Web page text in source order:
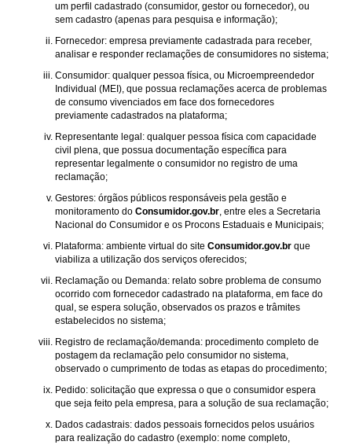
um perfil cadastrado (consumidor, gestor ou fornecedor), ou
sem cadastro (apenas para pesquisa e informação);
Fornecedor: empresa previamente cadastrada para receber,
analisar e responder reclamações de consumidores no sistema;
Consumidor: qualquer pessoa física, ou Microempreendedor
Individual (MEI), que possua reclamações acerca de problemas
de consumo vivenciados em face dos fornecedores
previamente cadastrados na plataforma;
Representante legal: qualquer pessoa física com capacidade
civil plena, que possua documentação específica para
representar legalmente o consumidor no registro de uma
reclamação;
Gestores: órgãos públicos responsáveis pela gestão e
monitoramento do Consumidor.gov.br, entre eles a Secretaria
Nacional do Consumidor e os Procons Estaduais e Municipais;
Plataforma: ambiente virtual do site Consumidor.gov.br que
viabiliza a utilização dos serviços oferecidos;
Reclamação ou Demanda: relato sobre problema de consumo
ocorrido com fornecedor cadastrado na plataforma, em face do
qual, se espera solução, observados os prazos e trâmites
estabelecidos no sistema;
Registro de reclamação/demanda: procedimento completo de
postagem da reclamação pelo consumidor no sistema,
observado o cumprimento de todas as etapas do procedimento;
Pedido: solicitação que expressa o que o consumidor espera
que seja feito pela empresa, para a solução de sua reclamação;
Dados cadastrais: dados pessoais fornecidos pelos usuários
para realização do cadastro (exemplo: nome completo,